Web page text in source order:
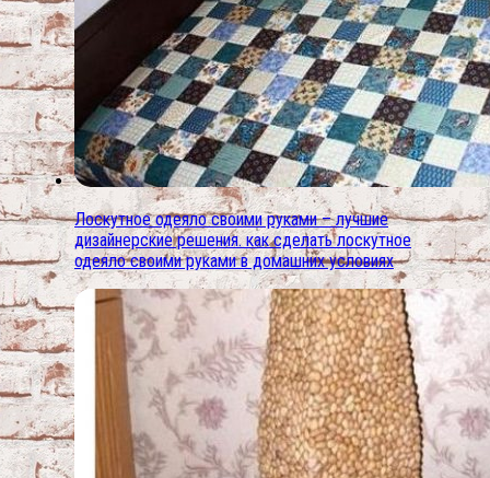
Лоскутное одеяло своими руками – лучшие
дизайнерские решения. как сделать лоскутное
одеяло своими руками в домашних условиях